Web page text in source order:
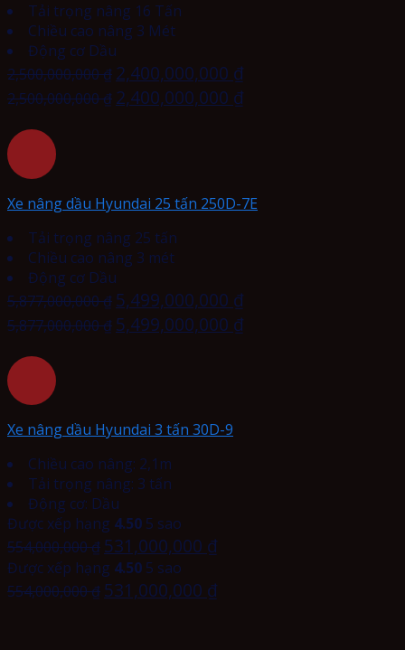
Tải trọng nâng 16 Tấn
Chiều cao nâng 3 Mét
Động cơ Dầu
2,500,000,000₫ 2,400,000,000 ₫
2,500,000,000₫ 2,400,000,000 ₫
Xe nâng dầu Hyundai 25 tấn 250D-7E
Tải trọng nâng 25 tấn
Chiều cao nâng 3 mét
Động cơ Dầu
5,877,000,000₫ 5,499,000,000 ₫
5,877,000,000₫ 5,499,000,000 ₫
Xe nâng dầu Hyundai 3 tấn 30D-9
Chiều cao nâng: 2,1m
Tải trọng nâng: 3 tấn
Động cơ: Dầu
Được xếp hạng 4.50 5 sao
554,000,000₫ 531,000,000 ₫
Được xếp hạng 4.50 5 sao
554,000,000₫ 531,000,000 ₫